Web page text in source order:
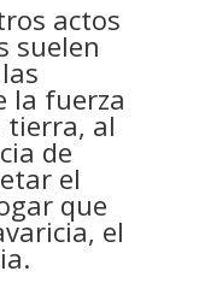
actos
suelen
la fuerza
tierra, al
de
el
que
el